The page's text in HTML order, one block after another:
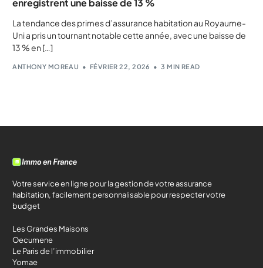
enregistrent une baisse de 13 %
La tendance des primes d’assurance habitation au Royaume-
Uni a pris un tournant notable cette année, avec une baisse de
13 % en […]
ANTHONY MOREAU FÉVRIER 22, 2026 3 MIN READ
Votre service en ligne pour la gestion de votre assurance
habitation, facilement personnalisable pour respecter votre
budget
Les Grandes Maisons
Oecumene
Le Paris de l’immobilier
Yomae